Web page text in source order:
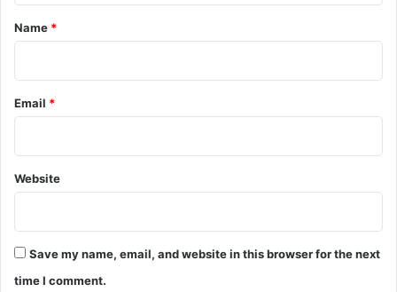
*
Name *
Email *
Website
Save my name, email, and website in this browser for the next
time I comment.